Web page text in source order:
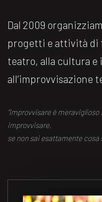
Dal 2009
progetti e attività di
teatro, alla cultura e
all’improvvisazione
“improvvisare è
improvvisare,
se non sai esattamente cosa